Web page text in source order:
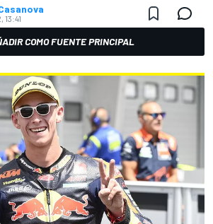
13:41
COMO FUENTE PRINCIPAL